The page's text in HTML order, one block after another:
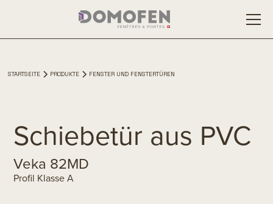
Schiebetür aus PVC
Veka 82MD
Profil Klasse A
STARTSEITE PRODUKTE FENSTER UND FENSTERTÜREN